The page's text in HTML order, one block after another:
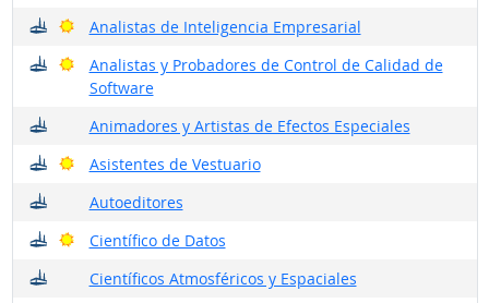
Analistas de Inteligencia Empresarial
¿Dónde trabajan?
Buenas perspectivas
Analistas y Probadores de Control de Calidad de
Software
¿Dónde trabajan?
Buenas perspectivas
Animadores y Artistas de Efectos Especiales
¿Dónde trabajan?
Asistentes de Vestuario
¿Dónde trabajan?
Buenas perspectivas
Autoeditores
¿Dónde trabajan?
Científico de Datos
¿Dónde trabajan?
Buenas perspectivas
Científicos Atmosféricos y Espaciales
¿Dónde trabajan?